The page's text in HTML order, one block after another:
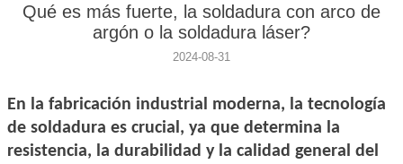
Qué es más fuerte, la soldadura con arco de
argón o la soldadura láser?
2024-08-31
En la fabricación industrial moderna, la tecnología
de soldadura es crucial, ya que determina la
resistencia, la durabilidad y la calidad general del